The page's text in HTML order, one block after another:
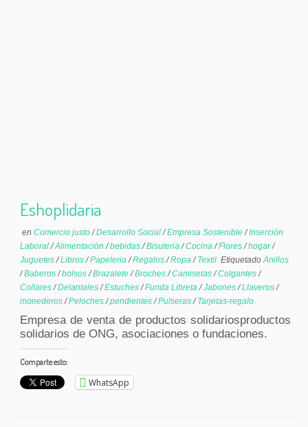
Eshoplidaria
en Comercio justo/Desarrollo Social/Empresa Sostenible/Inserción
Laboral/Alimentación/bebidas/Bisuteria/Cocina/Flores/hogar/
Juguetes/Libros/Papeleria/Regalos/Ropa/ Textil EtiquetadoAnillos
/Baberos/bolsos/Brazalete/Broches/Camisetas/Colgantes/
Collares/Delantales/Estuches/Funda Libreta/Jabones/Llaveros/
monederos/Peloches/pendientes/Pulseras/ Tarjetas-regalo
Empresa de venta de productos solidariosproductos
solidarios de ONG, asociaciones o fundaciones.
Comparte esto:
WhatsApp